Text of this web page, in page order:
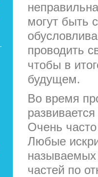
могут быть
проводить
чтобы в
будущем.
Во время
Очень часто
Любые
называемых
частей по